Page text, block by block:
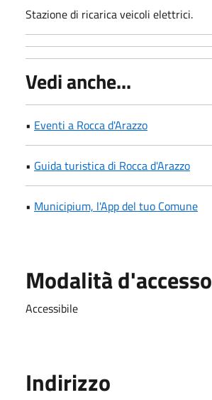
Stazione di ricarica veicoli elettrici.
Vedi anche...
• Eventi a Rocca d'Arazzo
• Guida turistica di Rocca d'Arazzo
• Municipium, l'App del tuo Comune
Modalità d'accesso
Accessibile
Indirizzo